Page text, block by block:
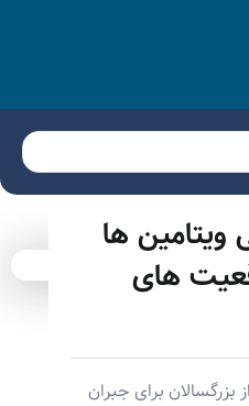
ویتامین ها
های
برای جبران